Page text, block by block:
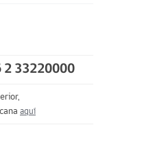
2 33220000
aquí